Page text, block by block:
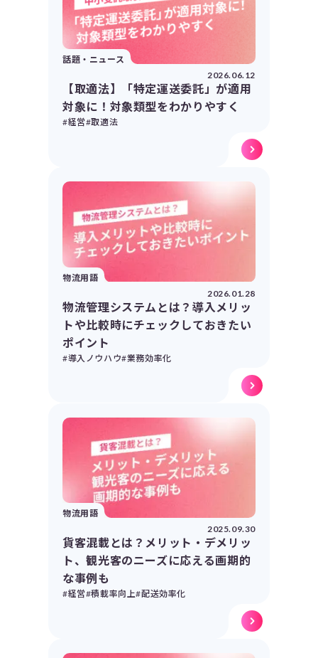
話題・ニュース
2026.06.12
【取適法】「特定運送委託」が適用
対象に！対象類型をわかりやすく
#経営#取適法
物流用語
2026.01.28
物流管理システムとは？導入メリッ
トや比較時にチェックしておきたい
ポイント
#導入ノウハウ#業務効率化
物流用語
2025.09.30
貨客混載とは？メリット・デメリッ
ト、観光客のニーズに応える画期的
な事例も
#経営#積載率向上#配送効率化